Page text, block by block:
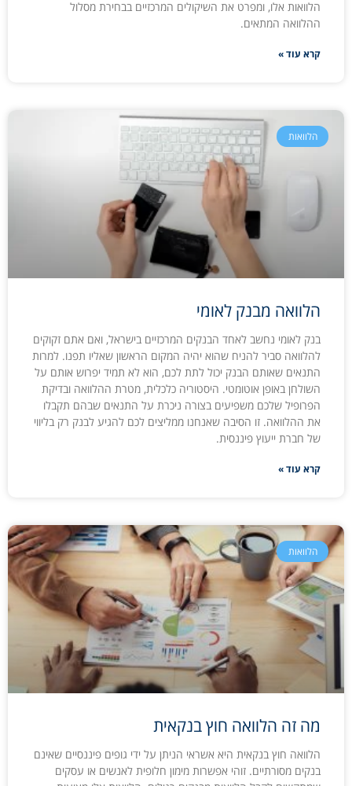
הלוואות אלו, ומפרט את השיקולים המרכזיים בבחירת מסלול
ההלוואה המתאים.
קרא עוד »
הלוואות
הלוואה מבנק לאומי
בנק לאומי נחשב לאחד הבנקים המרכזיים בישראל, ואם אתם זקוקים
להלוואה סביר להניח שהוא יהיה המקום הראשון שאליו תפנו. למרות
התנאים שאותם הבנק יכול לתת לכם, הוא לא תמיד יפרוש אותם על
השולחן באופן אוטומטי. היסטוריה כלכלית, מטרת ההלוואה ובדיקת
הפרופיל שלכם משפיעים בצורה ניכרת על התנאים שבהם תקבלו
את ההלוואה. זו הסיבה שאנחנו ממליצים לכם להגיע לבנק רק בליווי
של חברת ייעוץ פיננסית.
קרא עוד »
הלוואות
מה זה הלוואה חוץ בנקאית
הלוואה חוץ בנקאית היא אשראי הניתן על ידי גופים פיננסיים שאינם
בנקים מסורתיים. זוהי אפשרות מימון חלופית לאנשים או עסקים